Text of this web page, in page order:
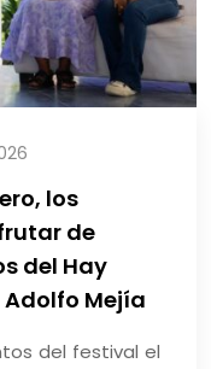
los
de
del Hay
Adolfo Mejía
del festival el